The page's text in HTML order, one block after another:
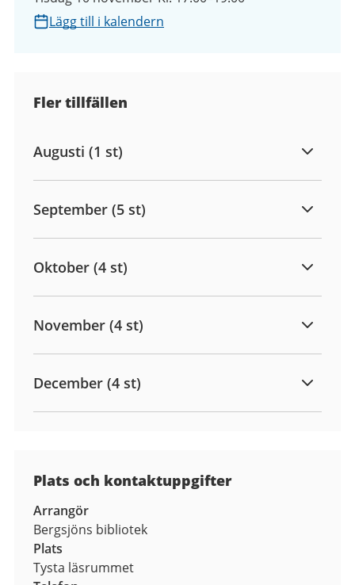
Lägg till i kalendern
Fler tillfällen
Augusti (1 st)
September (5 st)
Oktober (4 st)
November (4 st)
December (4 st)
Plats och kontaktuppgifter
Arrangör
Bergsjöns bibliotek
Plats
Tysta läsrummet